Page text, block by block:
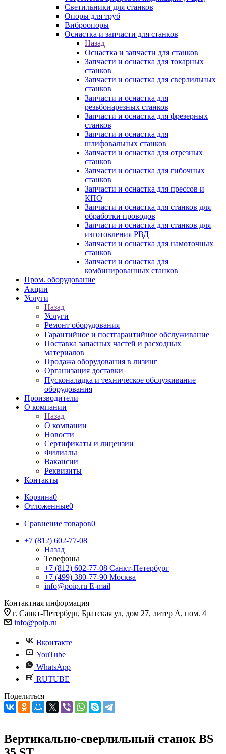
Светильники для станков
Опоры для труб
Виброопоры
Оснастка и запчасти для станков
Назад
Оснастка и запчасти для станков
Запчасти и оснастка для токарных
станков
Запчасти и оснастка для сверлильных
станков
Запчасти и оснастка для
резьбонарезных станков
Запчасти и оснастка для фрезерных
станков
Запчасти и оснастка для
шлифовальных станков
Запчасти и оснастка для отрезных
станков
Запчасти и оснастка для гибочных
станков
Запчасти и оснастка для прессов и
КПО
Запчасти и оснастка для станков для
обработки проводов
Запчасти и оснастка для станков для
изготовления РВД
Запчасти и оснастка для намоточных
станков
Запчасти и оснастка для
комбинированных станков
Пром. оборудование
Акции
Услуги
Назад
Услуги
Ремонт оборудования
Гарантийное и постгарантийное обслуживание
Поставка запасных частей и расходных
материалов
Продажа оборудования в лизинг
Организация доставки
Пусконаладка и техническое обслуживание
оборудования
Производители
О компании
Назад
О компании
Новости
Сертификаты и лицензии
Филиалы
Вакансии
Реквизиты
Контакты
Корзина0
Отложенные0
Сравнение товаров0
+7 (812) 602-77-08
Назад
Телефоны
+7 (812) 602-77-08 Санкт-Петербург
+7 (499) 380-77-90 Москва
info@poip.ru E-mail
Контактная информация
г. Санкт-Петербург, Братская ул, дом 27, литер А, пом. 4
info@poip.ru
Вконтакте
YouTube
WhatsApp
RUTUBE
Поделиться
Вертикально-сверлильный станок BS